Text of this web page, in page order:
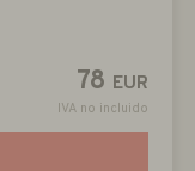
78 EUR
IVA no incluido